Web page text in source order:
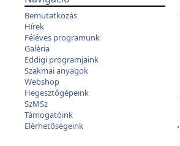
Bemutatkozás
Hírek
Féléves programunk
Galéria
Eddigi programjaink
Szakmai anyagok
Webshop
Hegesztőgépeink
SzMSz
Támogatóink
Elérhetőségeink